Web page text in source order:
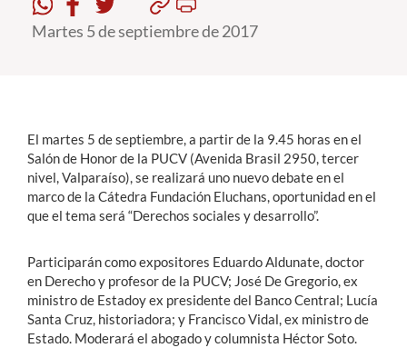
Alumni
Martes 5 de septiembre de 2017
El martes 5 de septiembre, a partir de la 9.45 horas en el
Salón de Honor de la PUCV (Avenida Brasil 2950, tercer
nivel, Valparaíso), se realizará uno nuevo debate en el
marco de la Cátedra Fundación Eluchans, oportunidad en el
que el tema será “Derechos sociales y desarrollo”.
Participarán como expositores Eduardo Aldunate, doctor
en Derecho y profesor de la PUCV; José De Gregorio, ex
ministro de Estadoy ex presidente del Banco Central; Lucía
Santa Cruz, historiadora; y Francisco Vidal, ex ministro de
Estado. Moderará el abogado y columnista Héctor Soto.